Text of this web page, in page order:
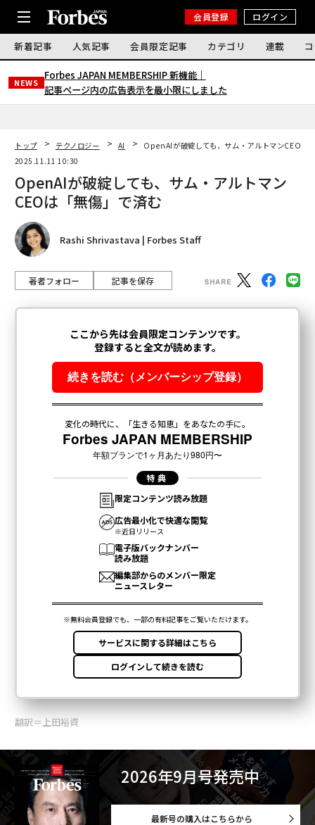
会員登録 ログイン
新着記事 人気記事 会員限定記事 カテゴリ 連載
NEWS
Forbes JAPAN MEMBERSHIP 新機能｜
記事ページ内の広告表示を最小限にしました
トップ テクノロジー AI
OpenAIが破綻しても、サム・アルトマンCEOは
2025.11.11 10:30
OpenAIが破綻しても、サム・アルトマン
CEOは「無傷」で済む
Rashi Shrivastava | Forbes Staff
著者フォロー 記事を保存
翻訳＝上田裕資
2026年9月号発売中
最新号の購入はこちらから